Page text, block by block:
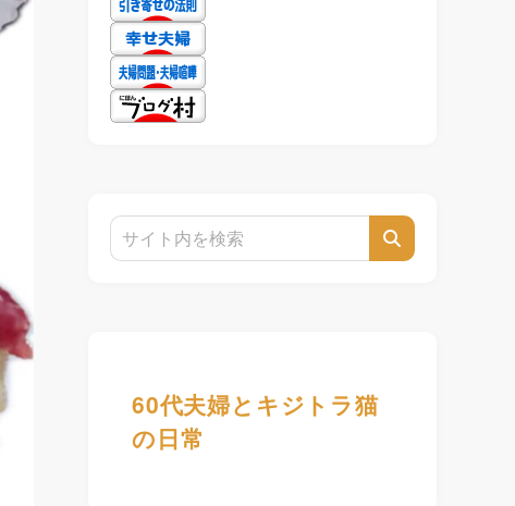
60代夫婦とキジトラ猫
の日常